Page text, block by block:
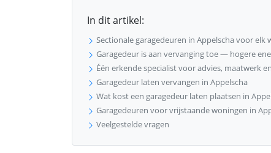
In dit artikel:
Sectionale garagedeuren in Appelscha voor elk
Garagedeur is aan vervanging toe — hogere
Één erkende specialist voor advies, maatwerk
Garagedeur laten vervangen in Appelscha
Wat kost een garagedeur laten plaatsen in
Garagedeuren voor vrijstaande woningen in
Veelgestelde vragen